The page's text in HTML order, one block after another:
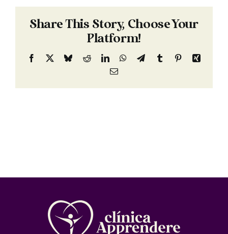
Share This Story, Choose Your
Platform!
Facebook BlueskyRedditLinkedInWhatsApp
TelegramTumblr PinterestXing
Email